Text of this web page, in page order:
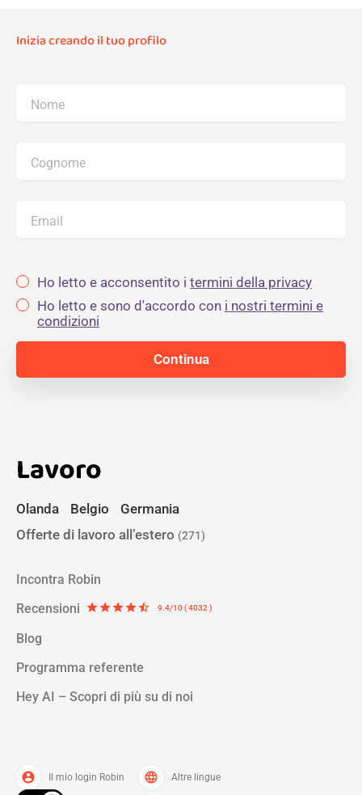
Inizia creando il tuo profilo
Nome
Cognome
Email
Ho letto e acconsentito i termini della privacy
Ho letto e sono d'accordo con i nostri termini e
condizioni
Lavoro
Olanda Belgio
Germania
Offerte di lavoro all’estero (271)
Incontra Robin
Recensioni starstarstarstarstar_half 9.4/10 ( 4032 )
Blog
Programma referente
Hey AI – Scopri di più su di noi
account_circle Il mio login Robin language Altre lingue